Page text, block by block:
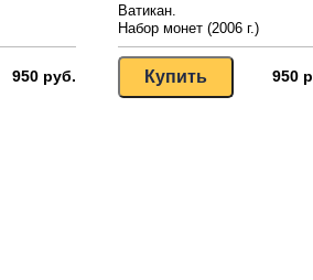
950 руб.
Ватикан.
Набор монет (2006 г.)
950